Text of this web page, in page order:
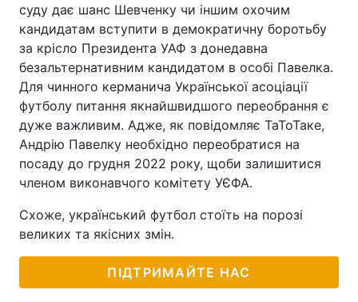
суду дає шанс Шевченку чи іншим охочим
кандидатам вступити в демократичну боротьбу
за крісло Президента УАФ з донедавна
безальтернативним кандидатом в особі Павелка.
Для чинного керманича Української асоціації
футболу питання якнайшвидшого переобрання є
дуже важливим. Адже, як повідомляє ТаТоТаке,
Андрію Павелку необхідно переобратися на
посаду до грудня 2022 року, щоби залишитися
членом виконавчого комітету УЄФА.
Схоже, український футбол стоїть на порозі
великих та якісних змін.
ПІДТРИМАЙТЕ НАС